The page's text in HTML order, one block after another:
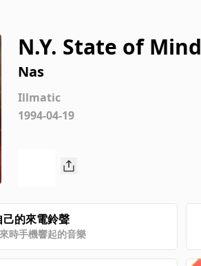
N.Y. State of Mind
Nas
Illmatic
1994-04-19
己的來電鈴聲
時手機響起的音樂